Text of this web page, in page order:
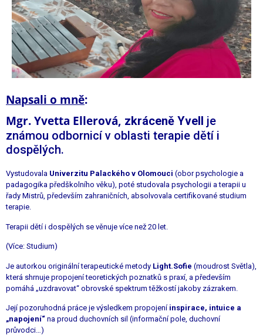
Napsali o mně:
Mgr. Yvetta Ellerová, zkráceně Yvell
je
známou odbornicí v oblasti terapie dětí i
dospělých.
Vystudovala Univerzitu Palackého v Olomouci (obor psychologie a
padagogika předškolního věku), poté studovala psychologii a terapii u
řady Mistrů, především zahraničních, absolvovala certifikované studium
terapie.
Terapii dětí i dospělých se věnuje více než 20 let.
(Více: Studium)
Je autorkou originální terapeutické metody Light.Sofie (moudrost Světla),
která shrnuje propojení teoretických poznatků s praxí, a především
pomáhá „uzdravovat“ obrovské spektrum těžkostí jakoby zázrakem.
Její pozoruhodná práce je výsledkem propojení inspirace, intuice a
„napojení“ na proud duchovních sil (informační pole, duchovní
průvodci…)